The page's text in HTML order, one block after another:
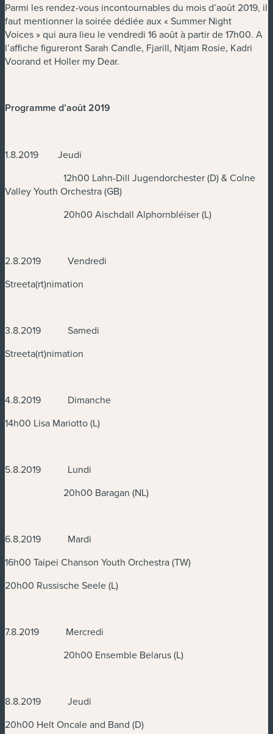
Parmi les rendez-vous incontournables du mois d’août 2019, il
faut mentionner la soirée dédiée aux « Summer Night
Voices » qui aura lieu le vendredi 16 août à partir de 17h00. A
l’affiche figureront Sarah Candle, Fjarill, Ntjam Rosie, Kadri
Voorand et Holler my Dear.
Programme d’août 2019
1.8.2019 Jeudi
12h00 Lahn-Dill Jugendorchester (D) & Colne
Valley Youth Orchestra (GB)
20h00 Aischdall Alphornbléiser (L)
2.8.2019 Vendredi
Streeta(rt)nimation
3.8.2019 Samedi
Streeta(rt)nimation
4.8.2019 Dimanche
14h00 Lisa Mariotto (L)
5.8.2019 Lundi
20h00 Baragan (NL)
6.8.2019 Mardi
16h00 Taipei Chanson Youth Orchestra (TW)
20h00 Russische Seele (L)
7.8.2019 Mercredi
20h00 Ensemble Belarus (L)
8.8.2019 Jeudi
20h00 Helt Oncale and Band (D)